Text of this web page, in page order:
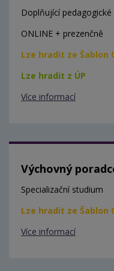
Doplňující
ONLINE + prezenčně
Lze hradit ze Šablon
Lze hradit z ÚP
Více informací
Výchovný
Specializační studium
Lze hradit ze Šablon
Více informací